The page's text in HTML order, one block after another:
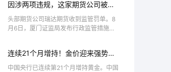
议，总结上半年工作情况，研究部署下半
年重点任务。综...
因涉两项违规，这家期货公司被责
令改正
头部期货公司瑞达期货收到监管罚单。8
月6日，厦门证监局发布行政监管措施决
责令改正的行政监管措施；与此同时，因
未勤勉尽责，对...
连续21个月增持！金价迎来强势反
弹，新一轮上行窗口开启？
中国央行已连续第21个月增持黄金。中国